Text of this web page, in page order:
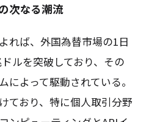
次なる潮流
れば、外国為替市場の1日
ルを突破しており、その
によって駆動されている。
ており、特に個人取引分野